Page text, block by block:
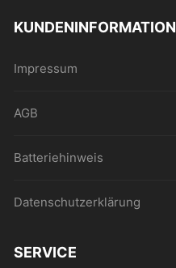
KUNDENINFORMATION
Impressum
AGB
Batteriehinweis
Datenschutzerklärung
SERVICE